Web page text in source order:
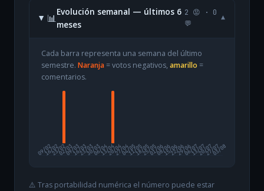
📊
Evolución semanal — últimos 6
meses
2 😡 · 0
💬
▾
Cada barra representa una semana del último
semestre. Naranja= votos negativos, amarillo =
comentarios.
09/02
16/0223/0202/0309/0316/0323/0330/0306/0413/0420/0427/0404/0511/0518/0525/0501/0608/0615/0622/0629/0606/0713/0720/0727/07
03/08
⚠️ Tras portabilidad numérica el número puede estar